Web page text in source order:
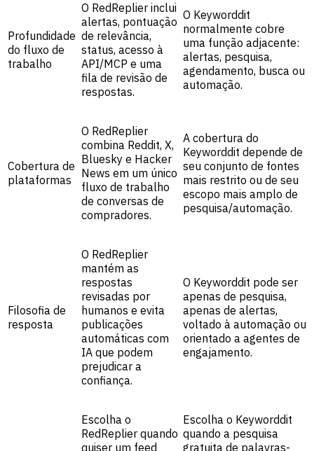
Profundidade
do fluxo de
trabalho
O RedReplier inclui
alertas, pontuação
de relevância,
status, acesso à
API/MCP e uma
fila de revisão de
respostas.
O Keyworddit
normalmente cobre
uma função adjacente:
alertas, pesquisa,
agendamento, busca ou
automação.
Cobertura de
plataformas
O RedReplier
combina Reddit, X,
Bluesky e Hacker
News em um único
fluxo de trabalho
de conversas de
compradores.
A cobertura do
Keyworddit depende de
seu conjunto de fontes
mais restrito ou de seu
escopo mais amplo de
pesquisa/automação.
Filosofia de
resposta
O RedReplier
mantém as
respostas
revisadas por
humanos e evita
publicações
automáticas com
IA que podem
prejudicar a
confiança.
O Keyworddit pode ser
apenas de pesquisa,
apenas de alertas,
voltado à automação ou
orientado a agentes de
engajamento.
Escolha o
RedReplier quando
quiser um feed
Escolha o Keyworddit
quando a pesquisa
gratuita de palavras-